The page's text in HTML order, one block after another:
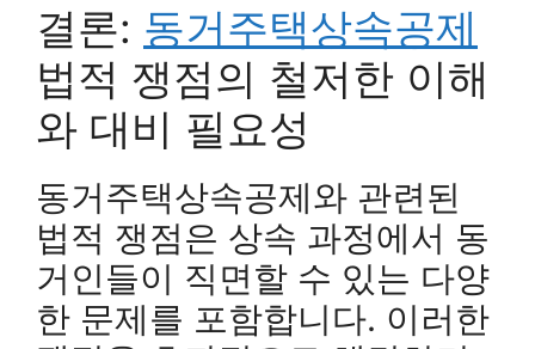
결론: 동거주택상속공제
법적 쟁점의 철저한 이해
와 대비 필요성
동거주택상속공제와 관련된
법적 쟁점은 상속 과정에서 동
거인들이 직면할 수 있는 다양
한 문제를 포함합니다. 이러한